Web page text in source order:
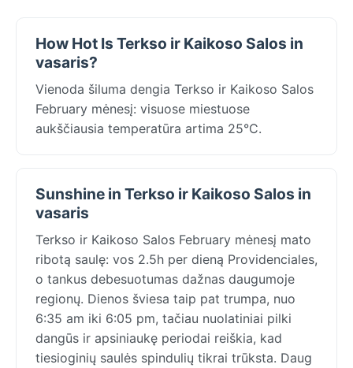
How Hot Is Terkso ir Kaikoso Salos in
vasaris?
Vienoda šiluma dengia Terkso ir Kaikoso Salos
February mėnesį: visuose miestuose
aukščiausia temperatūra artima 25°C.
Sunshine in Terkso ir Kaikoso Salos in
vasaris
Terkso ir Kaikoso Salos February mėnesį mato
ribotą saulę: vos 2.5h per dieną Providenciales,
o tankus debesuotumas dažnas daugumoje
regionų. Dienos šviesa taip pat trumpa, nuo
6:35 am iki 6:05 pm, tačiau nuolatiniai pilki
dangūs ir apsiniaukę periodai reiškia, kad
tiesioginių saulės spindulių tikrai trūksta. Daug